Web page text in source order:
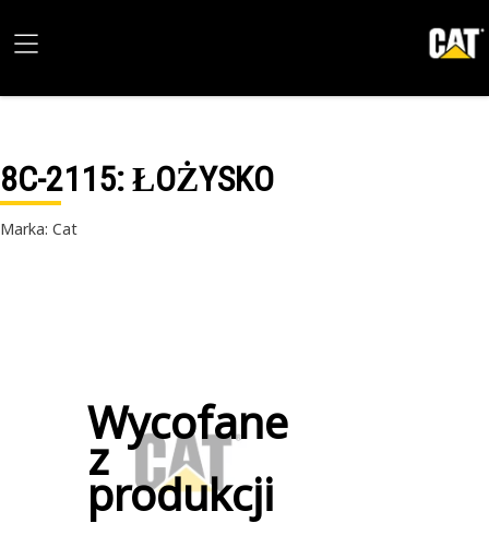
8C-2115: ŁOŻYSKO
Marka: Cat
Wycofane
z
produkcji